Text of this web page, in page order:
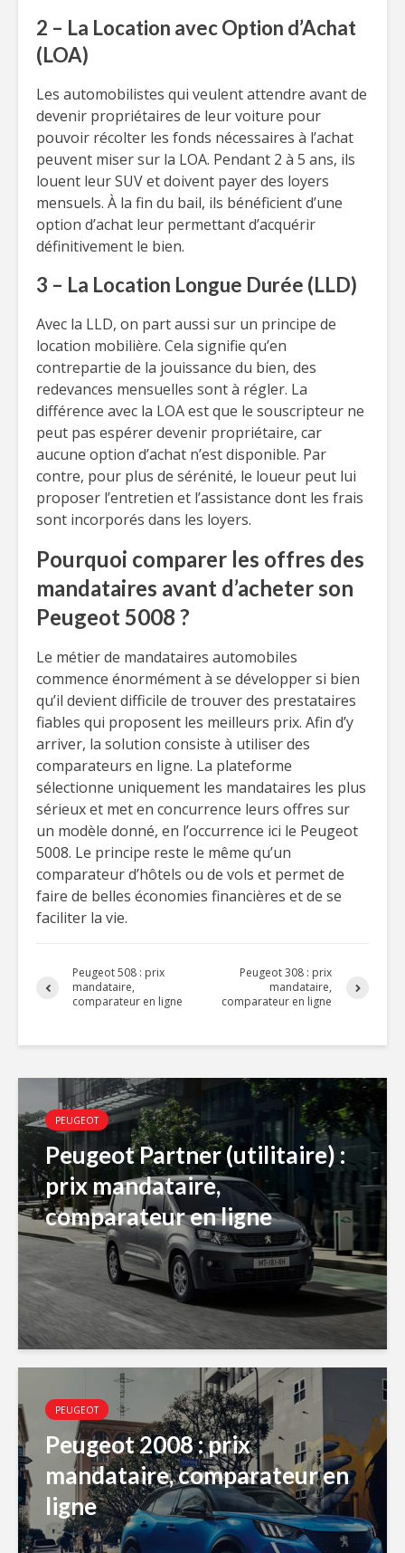
2 – La Location avec Option d’Achat
(LOA)
Les automobilistes qui veulent attendre avant de
devenir propriétaires de leur voiture pour
pouvoir récolter les fonds nécessaires à l’achat
peuvent miser sur la LOA. Pendant 2 à 5 ans, ils
louent leur SUV et doivent payer des loyers
mensuels. À la fin du bail, ils bénéficient d’une
option d’achat leur permettant d’acquérir
définitivement le bien.
3 – La Location Longue Durée (LLD)
Avec la LLD, on part aussi sur un principe de
location mobilière. Cela signifie qu’en
contrepartie de la jouissance du bien, des
redevances mensuelles sont à régler. La
différence avec la LOA est que le souscripteur ne
peut pas espérer devenir propriétaire, car
aucune option d’achat n’est disponible. Par
contre, pour plus de sérénité, le loueur peut lui
proposer l’entretien et l’assistance dont les frais
sont incorporés dans les loyers.
Pourquoi comparer les offres des
mandataires avant d’acheter son
Peugeot 5008 ?
Le métier de mandataires automobiles
commence énormément à se développer si bien
qu’il devient difficile de trouver des prestataires
fiables qui proposent les meilleurs prix. Afin d’y
arriver, la solution consiste à utiliser des
comparateurs en ligne. La plateforme
sélectionne uniquement les mandataires les plus
sérieux et met en concurrence leurs offres sur
un modèle donné, en l’occurrence ici le Peugeot
5008. Le principe reste le même qu’un
comparateur d’hôtels ou de vols et permet de
faire de belles économies financières et de se
faciliter la vie.
Peugeot 508 : prix
mandataire,
comparateur en ligne
Peugeot 308 : prix
mandataire,
comparateur en ligne
PEUGEOT
Peugeot Partner (utilitaire) :
prix mandataire,
comparateur en ligne
PEUGEOT
Peugeot 2008 : prix
mandataire, comparateur en
ligne